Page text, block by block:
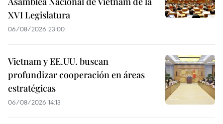
XVI Legislatura
06/08/2026 23:00
Vietnam y EE.UU. buscan
profundizar cooperación en áreas
estratégicas
06/08/2026 14:13